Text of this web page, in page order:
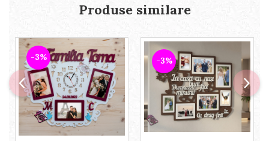
Produse similare
-3% -3%